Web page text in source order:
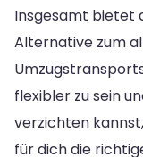
Insgesamt bietet
Alternative zum
flexibler zu sein
verzichten
für dich die